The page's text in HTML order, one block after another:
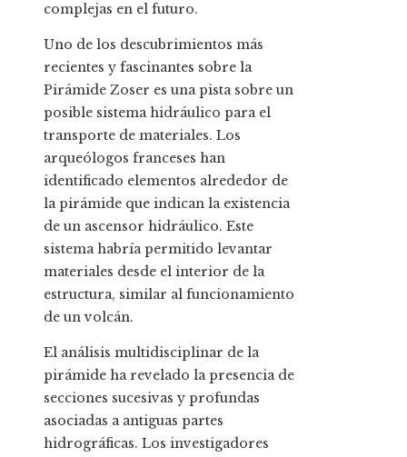
complejas en el futuro.
Uno de los descubrimientos más
recientes y fascinantes sobre la
Pirámide Zoser es una pista sobre un
posible sistema hidráulico para el
transporte de materiales. Los
arqueólogos franceses han
identificado elementos alrededor de
la pirámide que indican la existencia
de un ascensor hidráulico. Este
sistema habría permitido levantar
materiales desde el interior de la
estructura, similar al funcionamiento
de un volcán.
El análisis multidisciplinar de la
pirámide ha revelado la presencia de
secciones sucesivas y profundas
asociadas a antiguas partes
hidrográficas. Los investigadores